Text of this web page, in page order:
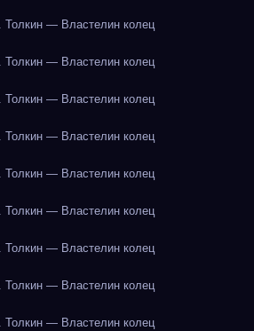
— Властелин колец
— Властелин колец
— Властелин колец
— Властелин колец
— Властелин колец
— Властелин колец
— Властелин колец
— Властелин колец
— Властелин колец